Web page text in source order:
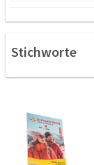
Stichworte